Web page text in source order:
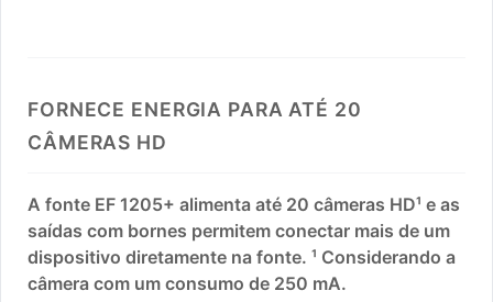
FORNECE ENERGIA PARA ATÉ 20
CÂMERAS HD
A fonte EF 1205+ alimenta até 20 câmeras HD¹ e as
saídas com bornes permitem conectar mais de um
dispositivo diretamente na fonte. ¹ Considerando a
câmera com um consumo de 250 mA.